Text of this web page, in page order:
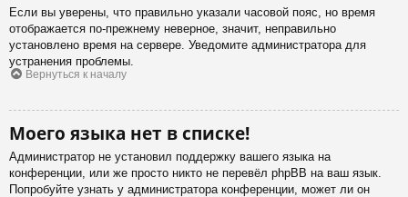
Если вы уверены, что правильно указали часовой пояс, но время
отображается по-прежнему неверное, значит, неправильно
установлено время на сервере. Уведомите администратора для
устранения проблемы.
Вернуться к началу
Моего языка нет в списке!
Администратор не установил поддержку вашего языка на
конференции, или же просто никто не перевёл phpBB на ваш язык.
Попробуйте узнать у администратора конференции, может ли он